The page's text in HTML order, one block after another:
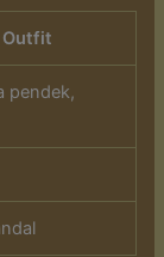
Outfit
pendek,